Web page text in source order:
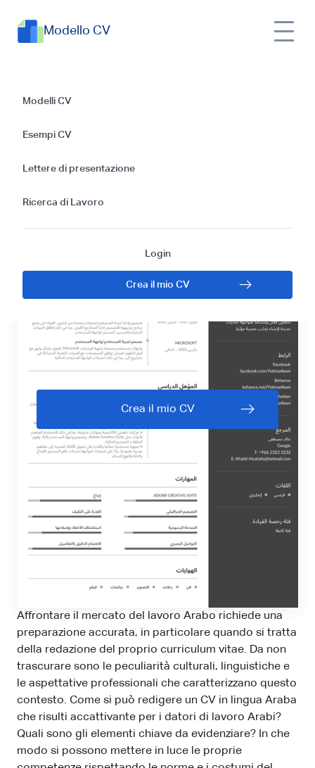
Modello CV
Modelli CV
Esempi CV
Lettere di presentazione
Ricerca di Lavoro
Login
Crea il mio CV
Guida alla creazione
di un CV in lingua
Araba
Crea il mio CV
Affrontare il mercato del lavoro Arabo richiede una
preparazione accurata, in particolare quando si tratta
della redazione del proprio curriculum vitae. Da non
trascurare sono le peculiarità culturali, linguistiche e
le aspettative professionali che caratterizzano questo
contesto. Come si può redigere un CV in lingua Araba
che risulti accattivante per i datori di lavoro Arabi?
Quali sono gli elementi chiave da evidenziare? In che
modo si possono mettere in luce le proprie